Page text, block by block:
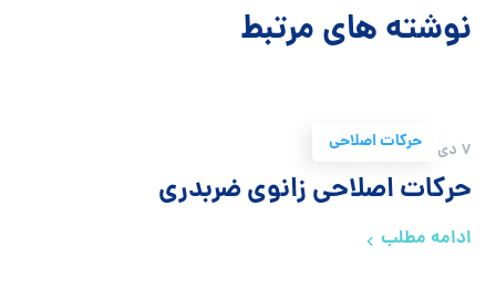
نوشته های مرتبط
حرکات اصلاحی 7 دی 1399
حرکات اصلاحی زانوی ضربدری
ادامه مطلب